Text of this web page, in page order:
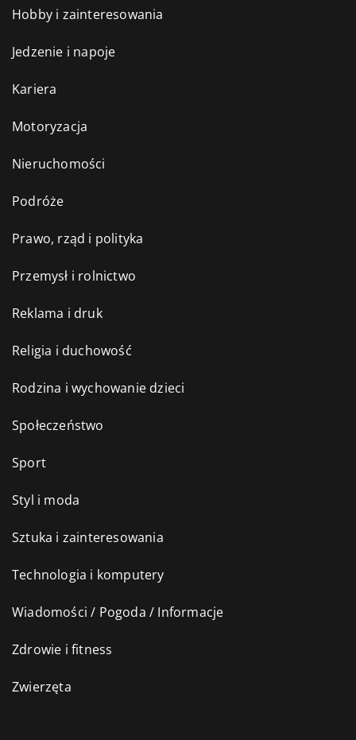
Hobby i zainteresowania
Jedzenie i napoje
Kariera
Motoryzacja
Nieruchomości
Podróże
Prawo, rząd i polityka
Przemysł i rolnictwo
Reklama i druk
Religia i duchowość
Rodzina i wychowanie dzieci
Społeczeństwo
Sport
Styl i moda
Sztuka i zainteresowania
Technologia i komputery
Wiadomości / Pogoda / Informacje
Zdrowie i fitness
Zwierzęta